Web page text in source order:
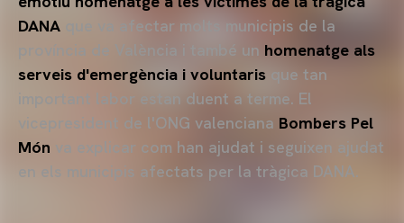
DANA que va afectar molts municipis de la
província de València i també un homenatge als
serveis d'emergència i voluntaris que tan
important labor estan duent a terme. El
vicepresident de l'ONG valenciana Bombers Pel
Món va explicar com han ajudat i seguixen ajudat
en els municipis afectats per la tràgica DANA.